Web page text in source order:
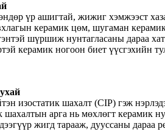
үр ашигтай, жижиг хэмжээст
керамик цөм, шугаман
шүршиж нунтагласаны дараа
керамик ногоон биет үүсгэхийн
изостатик шахалт (CIP) гэж
арга нь мөхлөгт керамик
жигд тарааж, дууссаны